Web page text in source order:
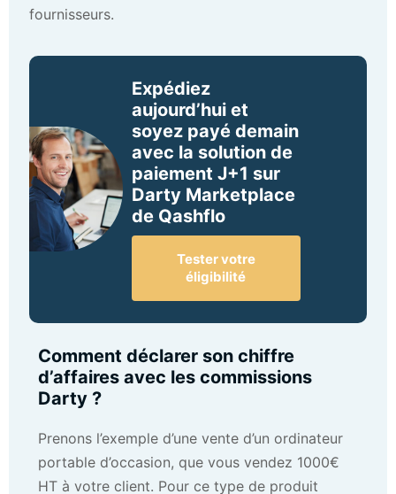
fournisseurs.
Expédiez
aujourd’hui et
soyez payé demain
avec la solution de
paiement J+1 sur
Darty Marketplace
de Qashflo
Tester votre
éligibilité
Comment déclarer son chiffre
d’affaires avec les commissions
Darty ?
Prenons l’exemple d’une vente d’un ordinateur
portable d’occasion, que vous vendez 1000€
HT à votre client. Pour ce type de produit